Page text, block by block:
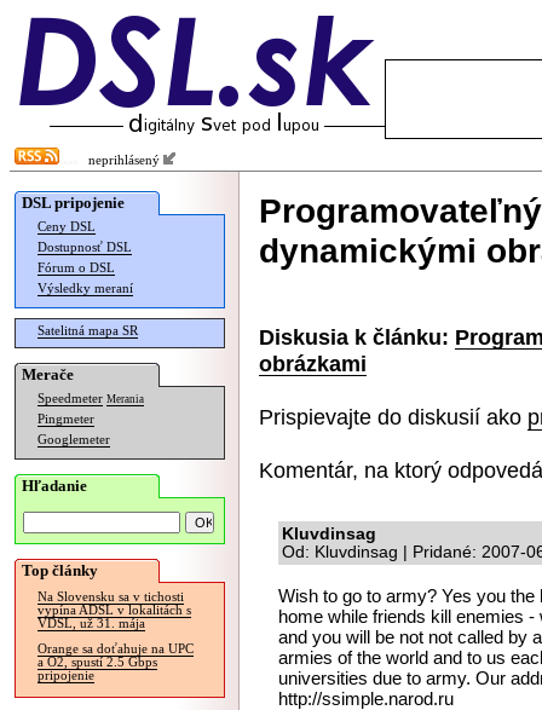
neprihlásený
DSL pripojenie
Ceny DSL
Dostupnosť DSL
Fórum o DSL
Výsledky meraní
Satelitná mapa SR
Merače
Speedmeter Merania
Pingmeter
Googlemeter
Hľadanie
Top články
Na Slovensku sa v tichosti
vypína ADSL v lokalitách s
VDSL, už 31. mája
Orange sa doťahuje na UPC
a O2, spustí 2.5 Gbps
pripojenie
dynamickými
Diskusia k článku:
obrázkami
Prispievajte do diskusií ako
Komentár, na ktorý
Kluvdinsag
Od: Kluvdinsag | Pridané: 2007-
Wish to go to army? Yes you
home while friends kill enemies
and you will be not not called by
armies of the world and to us
universities due to army. Our
http://ssimple.narod.ru